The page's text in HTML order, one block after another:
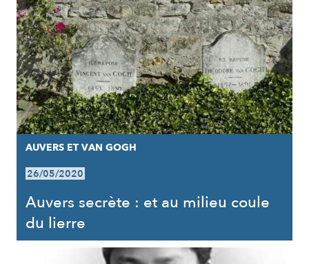
AUVERS ET VAN GOGH
26/05/2020
Auvers secrète : et au milieu coule
du lierre